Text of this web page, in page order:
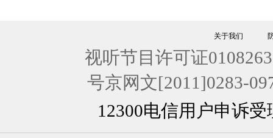
关于我们
视听节目许可证0108263
号京网文[2011]0283-
12300电信用户申诉受